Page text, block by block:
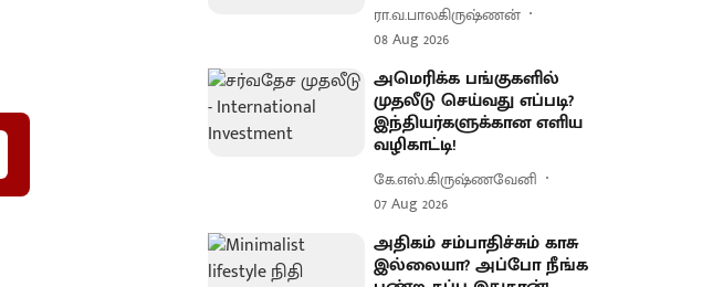
ரா.வ.பாலகிருஷ்ணன்
08 Aug 2026
அமெரிக்க பங்குகளில்
முதலீடு செய்வது எப்படி?
இந்தியர்களுக்கான எளிய
வழிகாட்டி!
கே.எஸ்.கிருஷ்ணவேனி
07 Aug 2026
அதிகம் சம்பாதிச்சும் காசு
இல்லையா? அப்போ நீங்க